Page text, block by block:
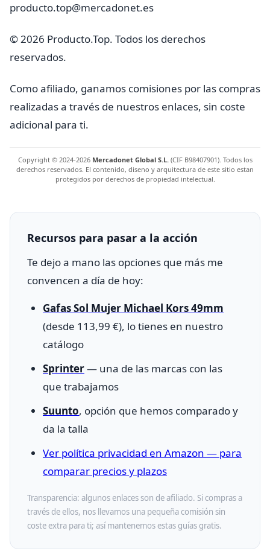
producto.top@mercadonet.es
© 2026 Producto.Top. Todos los derechos
reservados.
Como afiliado, ganamos comisiones por las compras
realizadas a través de nuestros enlaces, sin coste
adicional para ti.
Copyright © 2024-2026 Mercadonet Global S.L.(CIF B98407901). Todos los
derechos reservados. El contenido, diseno y arquitectura de este sitio estan
protegidos por derechos de propiedad intelectual.
Recursos para pasar a la acción
Te dejo a mano las opciones que más me
convencen a día de hoy:
Gafas Sol Mujer Michael Kors 49mm
(desde 113,99 €), lo tienes en nuestro
catálogo
Sprinter— una de las marcas con las
que trabajamos
Suunto, opción que hemos comparado y
da la talla
Ver política privacidad en Amazon — para
comparar precios y plazos
Transparencia: algunos enlaces son de afiliado. Si compras a
través de ellos, nos llevamos una pequeña comisión sin
coste extra para ti; así mantenemos estas guías gratis.